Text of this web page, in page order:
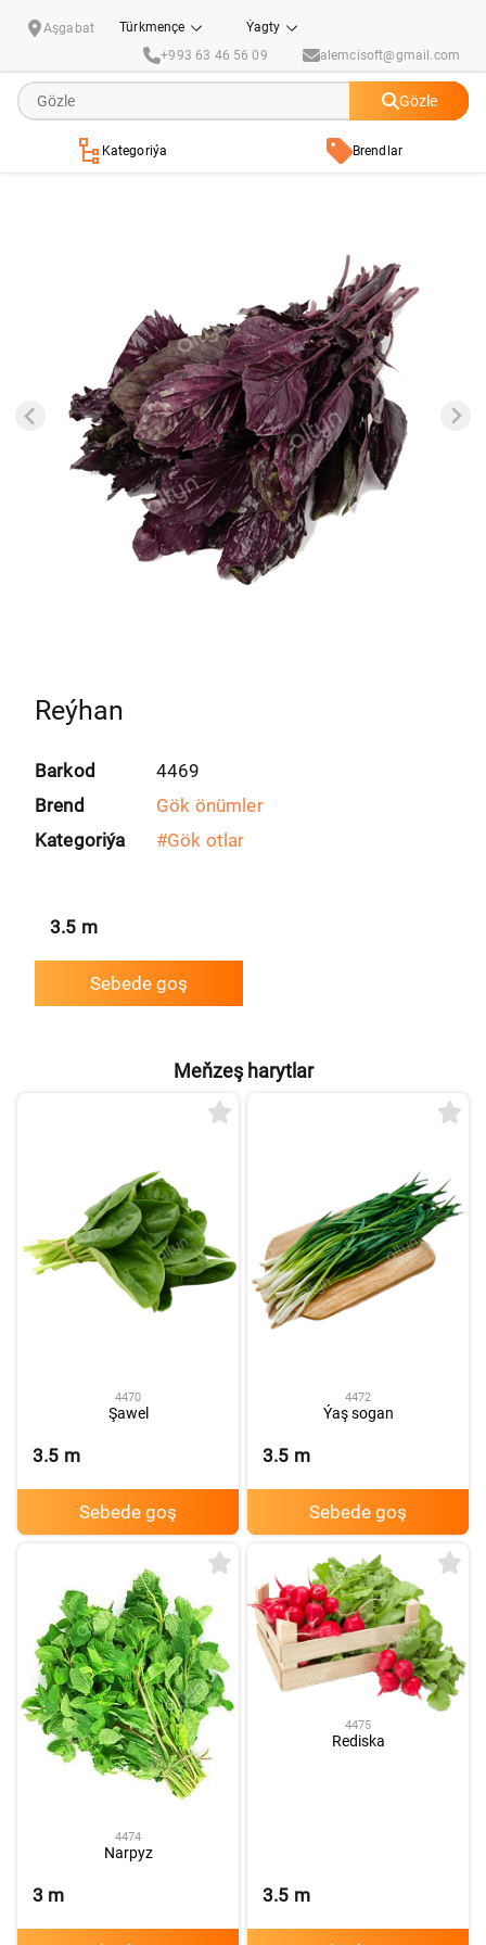
Aşgabat Türkmençe
Ýagty
+993 63 46 56 09
alemcisoft@gmail.com
Gözle
Kategoriýa Brendlar
Reýhan
Barkod
4469
Brend
Gök önümler
Kategoriýa
#Gök otlar
3.5 m
Sebede goş
Meňzeş harytlar
4470
Şawel
3.5 m
Sebede goş
4472
Ýaş sogan
3.5 m
Sebede goş
4474
Narpyz
3 m
4475
Rediska
3.5 m